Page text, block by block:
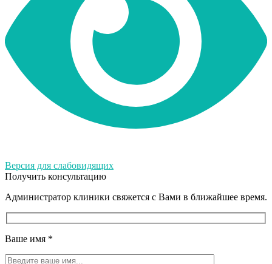
Версия для слабовидящих
Получить консультацию
Администратор клиники свяжется с Вами в ближайшее время.
Ваше имя *